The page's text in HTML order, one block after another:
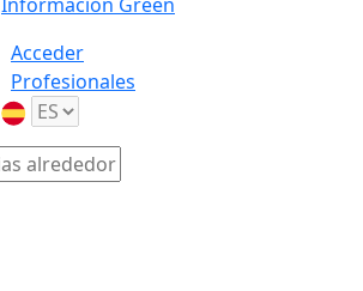
Acceder
Profesionales